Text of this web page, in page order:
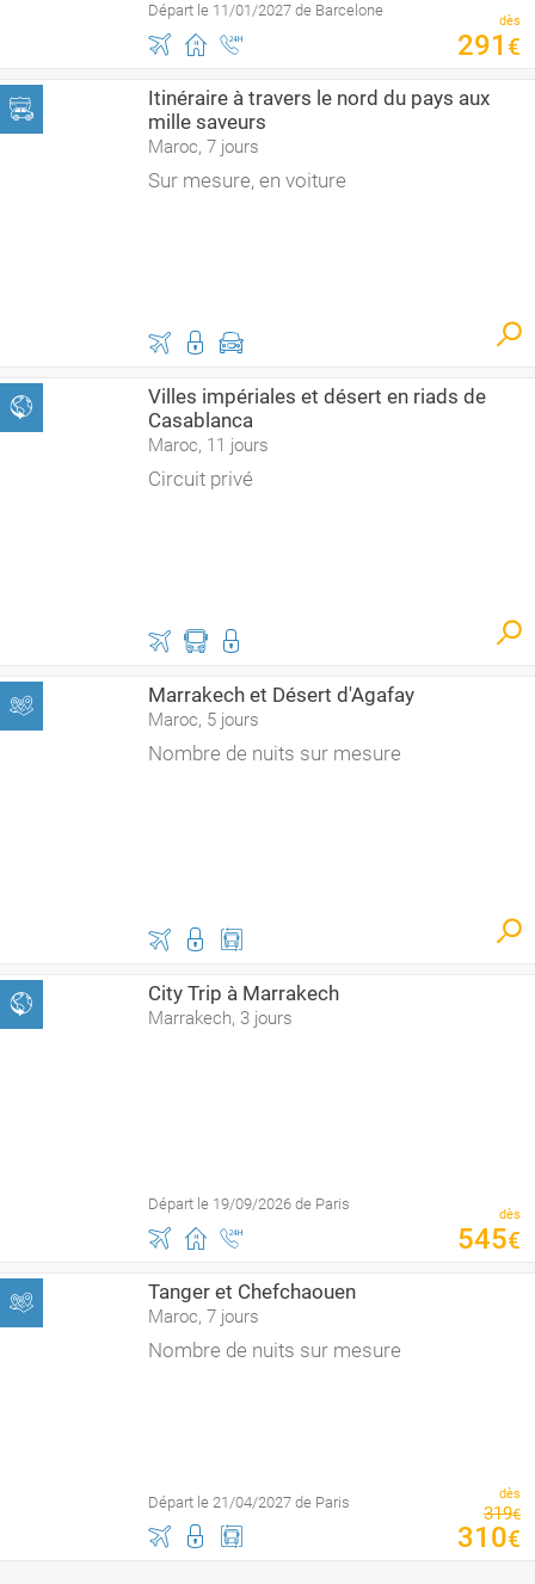
Départ le 11/01/2027 de Barcelone
dès
291 €
Itinéraire à travers le nord du pays aux
mille saveurs
Maroc, 7 jours
Sur mesure, en voiture
Villes impériales et désert en riads de
Casablanca
Maroc, 11 jours
Circuit privé
Marrakech et Désert d'Agafay
Maroc, 5 jours
Nombre de nuits sur mesure
City Trip à Marrakech
Marrakech, 3 jours
Départ le 19/09/2026 de Paris
dès
545€
Tanger et Chefchaouen
Maroc, 7 jours
Nombre de nuits sur mesure
Départ le 21/04/2027 de Paris dès
319€
310€